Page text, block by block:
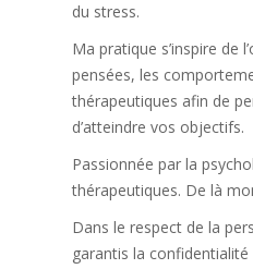
du stress.
Ma pratique s’inspire de
pensées, les
thérapeutiques afin de
d’atteindre vos objectifs.
Passionnée par la
thérapeutiques. De là
Dans le respect de la
garantis la